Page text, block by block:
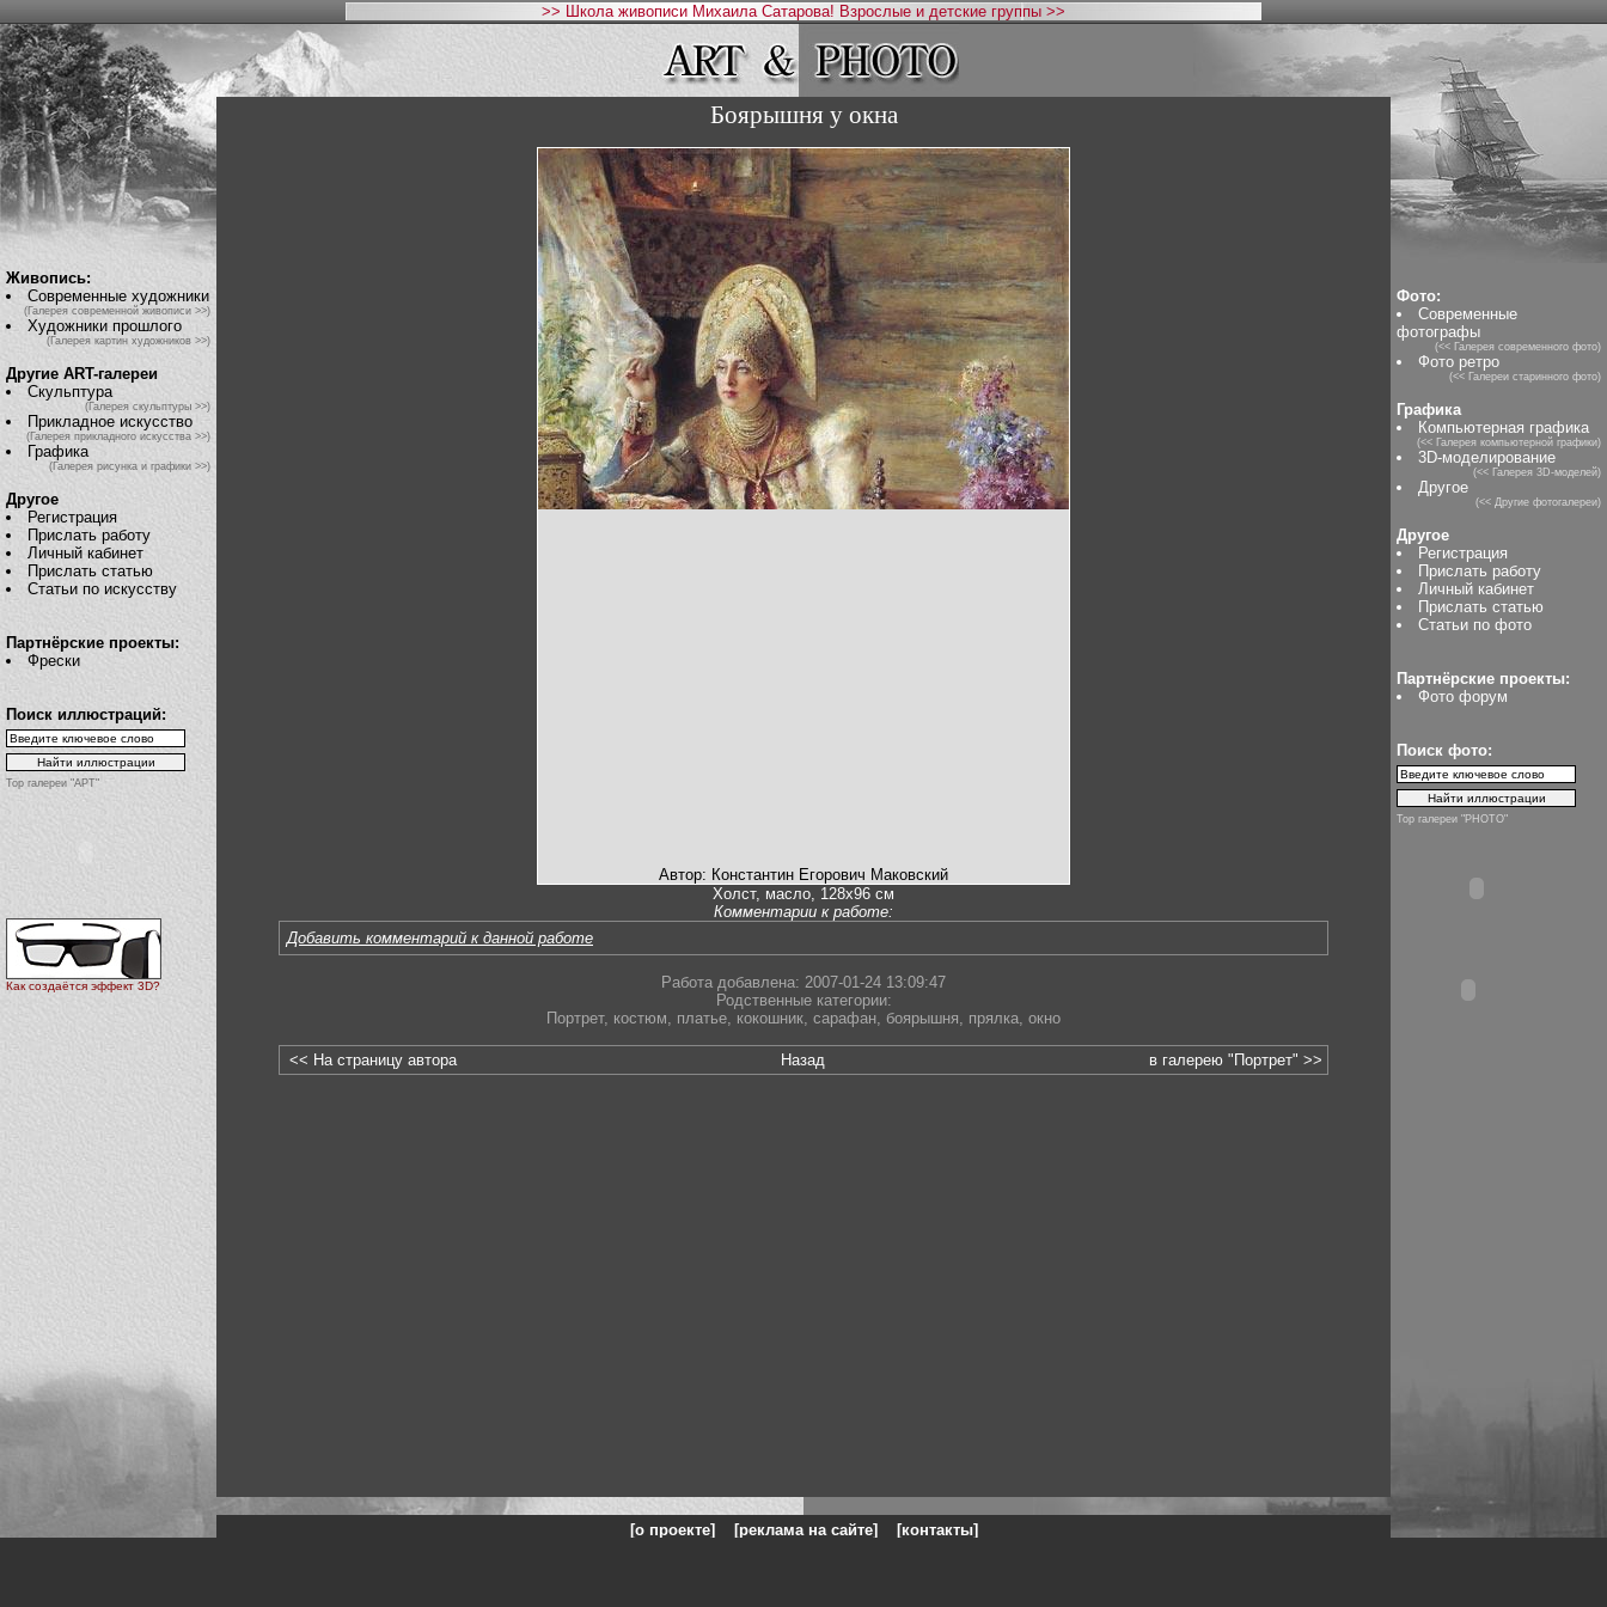
>> Школа живописи Михаила Сатарова! Взрослые и детские группы >>
Живопись:
Современные художники
(Галерея современной живописи >>)
Художники прошлого
(Галерея картин художников >>)
Другие ART-галереи
Скульптура
(Галерея скульптуры >>)
Прикладное искусство
(Галерея прикладного искусства >>)
Графика
(Галерея рисунка и графики >>)
Другое
Регистрация
Прислать работу
Личный кабинет
Прислать статью
Статьи по искусству
Партнёрские проекты:
Фрески
Поиск иллюстраций:
Top галереи "АРТ"
Как создаётся эффект 3D?
Боярышня у окна
Автор: Константин Егорович Маковский
Холст, масло, 128х96 см
Комментарии к работе:
Добавить комментарий к данной работе
Работа добавлена: 2007-01-24 13:09:47
Родственные категории:
Портрет, костюм, платье, кокошник, сарафан, боярышня, прялка, окно
<< На страницу автора Назад в галерею "Портрет" >>
Фото:
Современные
фотографы
(<< Галерея современного фото)
Фото ретро
(<< Галереи старинного фото)
Графика
Компьютерная графика
(<< Галерея компьютерной графики)
3D-моделирование
(<< Галерея 3D-моделей)
Другое
(<< Другие фотогалереи)
Другое
Регистрация
Прислать работу
Личный кабинет
Прислать статью
Статьи по фото
Партнёрские проекты:
Фото форум
Поиск фото:
Top галереи "PHOTO"
[о проекте] [реклама на сайте] [контакты]